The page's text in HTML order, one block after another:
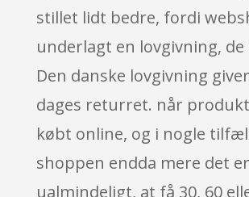
stillet lidt bedre, fordi
underlagt en lovgivning, de
Den danske lovgivning
dages returret. når
købt online, og i nogle
shoppen endda mere det
ualmindeligt, at få 30, 60